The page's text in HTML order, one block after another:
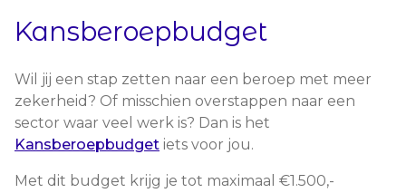
Kansberoepbudget
Wil jij een stap zetten naar een beroep met meer
zekerheid? Of misschien overstappen naar een
sector waar veel werk is? Dan is het
Kansberoepbudget iets voor jou.
Met dit budget krijg je tot maximaal €1.500,-